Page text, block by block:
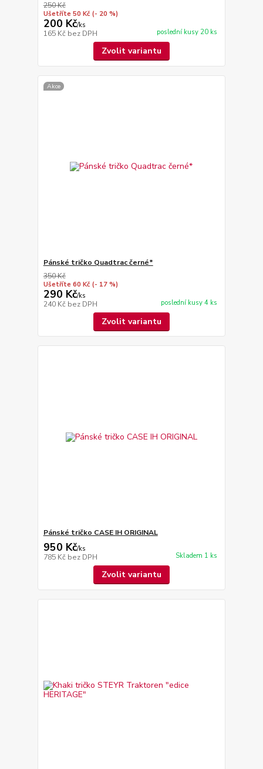
250 Kč
Ušetříte 50 Kč (- 20 %)
200 Kč/ks
165 Kč bez DPH poslední kusy 20 ks
Zvolit variantu
Akce
Pánské tričko Quadtrac černé*
350 Kč
Ušetříte 60 Kč (- 17 %)
290 Kč/ks
240 Kč bez DPH poslední kusy 4 ks
Zvolit variantu
Pánské tričko CASE IH ORIGINAL
950 Kč/ks
785 Kč bez DPH Skladem 1 ks
Zvolit variantu